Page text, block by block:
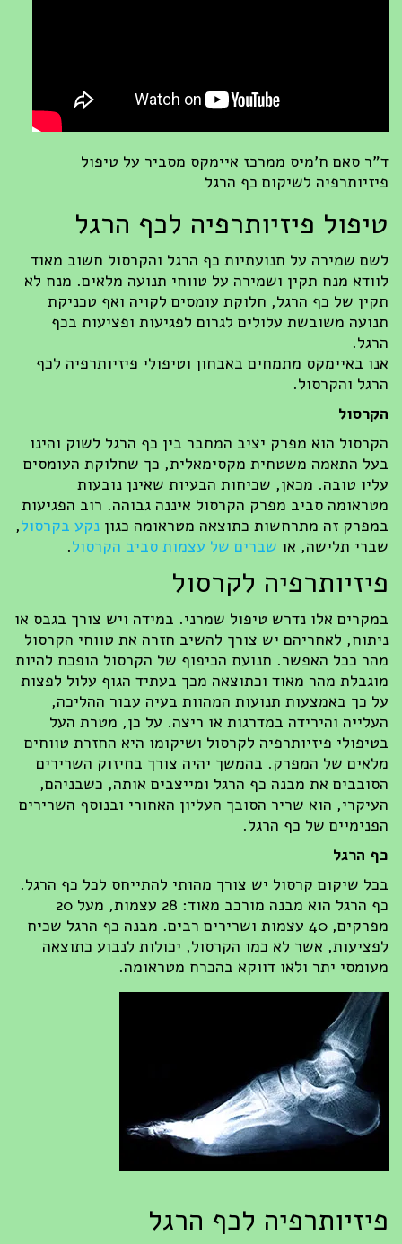
ד"ר סאם ח'מיס ממרכז איימקס מסביר על טיפול
פיזיותרפיה לשיקום כף הרגל
טיפול פיזיותרפיה לכף הרגל
לשם שמירה על תנועתיות כף הרגל והקרסול חשוב מאוד
לוודא מנח תקין ושמירה על טווחי תנועה מלאים. מנח לא
תקין של כף הרגל, חלוקת עומסים לקויה ואף טכניקת
תנועה משובשת עלולים לגרום לפגיעות ופציעות בכף
הרגל.
אנו באיימקס מתמחים באבחון וטיפולי פיזיותרפיה לכף
הרגל והקרסול.
הקרסול
הקרסול הוא מפרק יציב המחבר בין כף הרגל לשוק והינו
בעל התאמה משטחית מקסימאלית, כך שחלוקת העומסים
עליו טובה. מכאן, שכיחות הבעיות שאינן נובעות
מטראומה סביב מפרק הקרסול איננה גבוהה. רוב הפגיעות
במפרק זה מתרחשות כתוצאה מטראומה כגון נקע בקרסול,
שברי תלישה, או שברים של עצמות סביב הקרסול.
פיזיותרפיה לקרסול
במקרים אלו נדרש טיפול שמרני. במידה ויש צורך בגבס או
ניתוח, לאחריהם יש צורך להשיב חזרה את טווחי הקרסול
מהר ככל האפשר. תנועת הכיפוף של הקרסול הופכת להיות
מוגבלת מהר מאוד וכתוצאה מכך בעתיד הגוף עלול לפצות
על כך באמצעות תנועות המהוות בעיה עבור ההליכה,
העלייה והירידה במדרגות או ריצה. על כן, מטרת העל
בטיפולי פיזיותרפיה לקרסול ושיקומו היא החזרת טווחים
מלאים של המפרק. בהמשך יהיה צורך בחיזוק השרירים
הסובבים את מבנה כף הרגל ומייצבים אותה, כשבניהם,
העיקרי, הוא שריר הסובך העליון האחורי ובנוסף השרירים
הפנימיים של כף הרגל.
כף הרגל
בכל שיקום קרסול יש צורך מהותי להתייחס לכל כף הרגל.
כף הרגל הוא מבנה מורכב מאוד: 28 עצמות, מעל 20
מפרקים, 40 עצמות ושרירים רבים. מבנה כף הרגל שכיח
לפציעות, אשר לא כמו הקרסול, יכולות לנבוע כתוצאה
מעומסי יתר ולאו דווקא בהכרח מטראומה.
פיזיותרפיה לכף הרגל